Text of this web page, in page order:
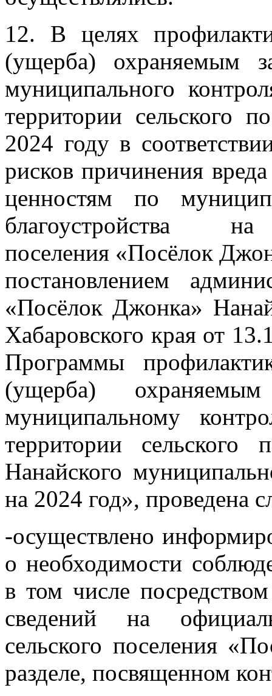
12. В целях
(ущерба) охраняемым
муниципального
территории сельского
2024 году в
рисков причинения
ценностям по
благоустройства
поселения «Посёлок
постановлением
«Посёлок Джонка»
Хабаровского края от
Программы
(ущерба)
муниципальному
территории сельского
Нанайского
на 2024 год», проведена
-осуществлено
о необходимости
в том числе
сведений на
сельского поселения
разделе, посвященном